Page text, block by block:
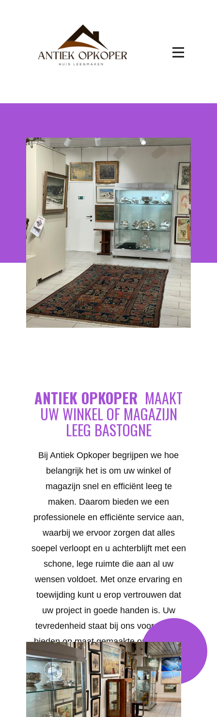
ANTIEK OPKOPER MAAKT
UW WINKEL OF MAGAZIJN
LEEG BASTOGNE
Bij Antiek Opkoper begrijpen we hoe
belangrijk het is om uw winkel of
magazijn snel en efficiënt leeg te
maken. Daarom bieden we een
professionele en efficiënte service aan,
waarbij we ervoor zorgen dat alles
soepel verloopt en u achterblijft met een
schone, lege ruimte die aan al uw
wensen voldoet. Met onze ervaring en
toewijding kunt u erop vertrouwen dat
uw project in goede handen is. Uw
tevredenheid staat bij ons voorop. We
bieden op maat gemaakte oplossingen
voor al uw behoeften in BASTOGNE .